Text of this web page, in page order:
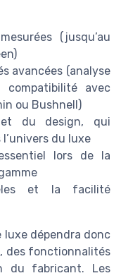
(jusqu’au
avancées (analyse
avec
ou Bushnell)
du design, qui
du luxe
lors de la
et la facilité
luxe dépendra donc
des fonctionnalités
du fabricant. Les